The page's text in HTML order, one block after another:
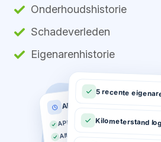
Onderhoudshistorie
Schadeverleden
Eigenarenhistorie
APK historie
APK geldig tot 03-2026
Altijd op tijd gekeurd
5 recente
Kilometerstand